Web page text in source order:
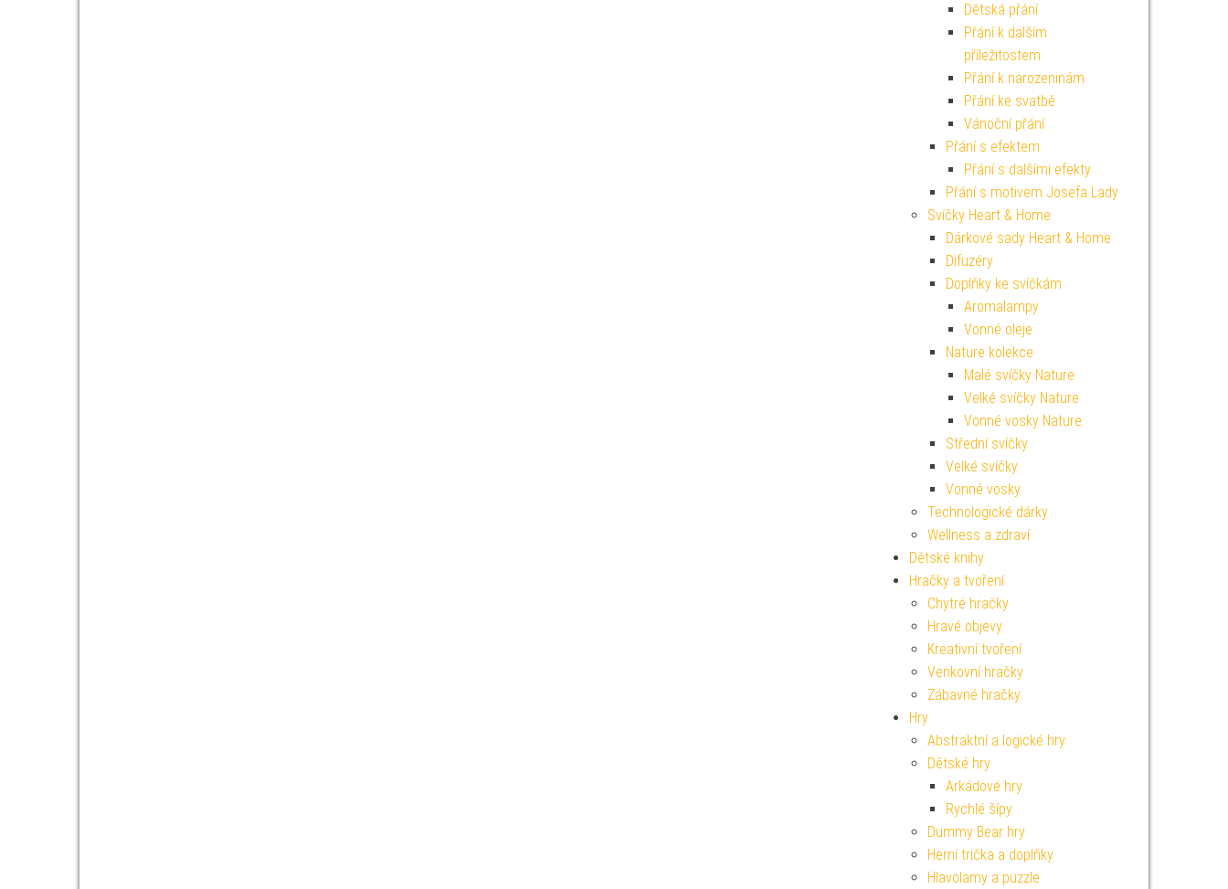
Dětská přání
Přání k dalším
příležitostem
Přání k narozeninám
Přání ke svatbě
Vánoční přání
Přání s efektem
Přání s dalšími efekty
Přání s motivem Josefa Lady
Svíčky Heart & Home
Dárkové sady Heart & Home
Difuzéry
Doplňky ke svíčkám
Aromalampy
Vonné oleje
Nature kolekce
Malé svíčky Nature
Velké svíčky Nature
Vonné vosky Nature
Střední svíčky
Velké svíčky
Vonné vosky
Technologické dárky
Wellness a zdraví
Dětské knihy
Hračky a tvoření
Chytré hračky
Hravé objevy
Kreativní tvoření
Venkovní hračky
Zábavné hračky
Hry
Abstraktní a logické hry
Dětské hry
Arkádové hry
Rychlé šípy
Dummy Bear hry
Herní trička a doplňky
Hlavolamy a puzzle